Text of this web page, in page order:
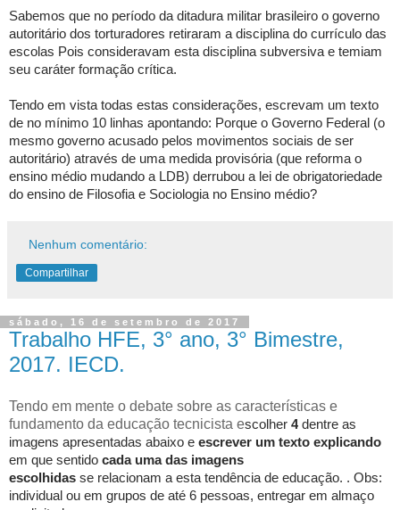
Sabemos que no período da ditadura militar brasileiro o governo
autoritário dos torturadores retiraram a disciplina do currículo das
escolas Pois consideravam esta disciplina subversiva e temiam
seu caráter formação crítica.
Tendo em vista todas estas considerações, escrevam um texto
de no mínimo 10 linhas apontando: Porque o Governo Federal (o
mesmo governo acusado pelos movimentos sociais de ser
autoritário) através de uma medida provisória (que reforma o
ensino médio mudando a LDB) derrubou a lei de obrigatoriedade
do ensino de Filosofia e Sociologia no Ensino médio?
Nenhum comentário:
Compartilhar
sábado, 16 de setembro de 2017
Trabalho HFE, 3° ano, 3° Bimestre,
2017. IECD.
Tendo em mente o debate sobre as características e
fundamento da educação tecnicista escolher 4 dentre as
imagens apresentadas abaixo e escrever um texto explicando
em que sentido cada uma das imagens
escolhidas se relacionam a esta tendência de educação. . Obs:
individual ou em grupos de até 6 pessoas, entregar em almaço